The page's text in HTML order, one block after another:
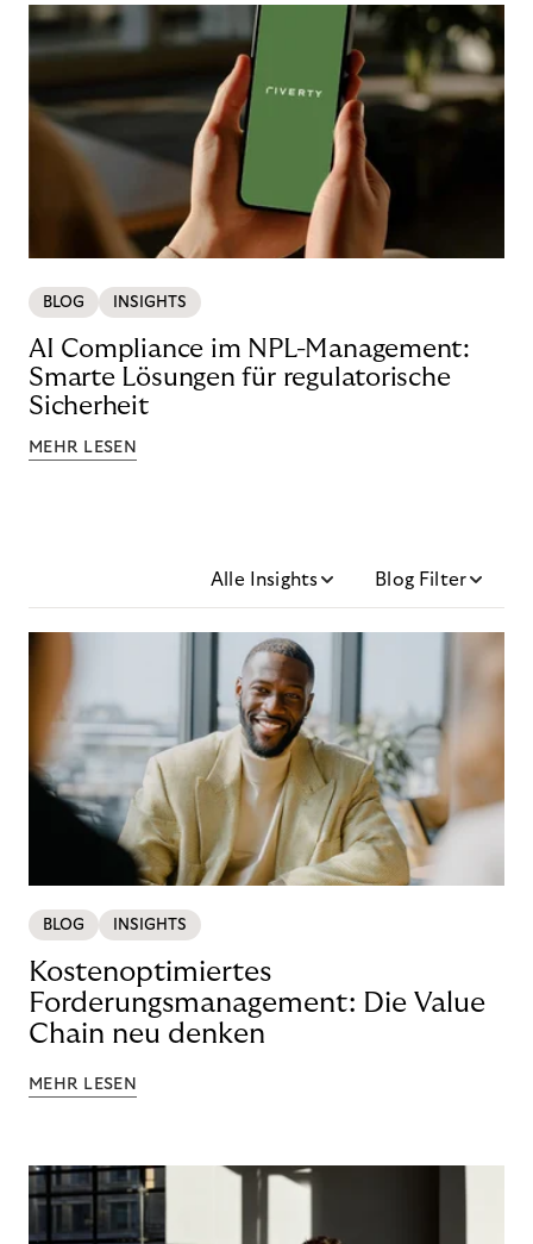
BLOG INSIGHTS
AI Compliance im NPL-Management:
Smarte Lösungen für regulatorische
Sicherheit
MEHR LESEN
Alle Insights Blog Filter
BLOG INSIGHTS
Kostenoptimiertes
Forderungsmanagement: Die Value
Chain neu denken
MEHR LESEN